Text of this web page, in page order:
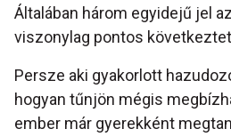
Általában három egyidejű jel
viszonylag pontos
Persze aki gyakorlott
hogyan tűnjön mégis
ember már gyerekként